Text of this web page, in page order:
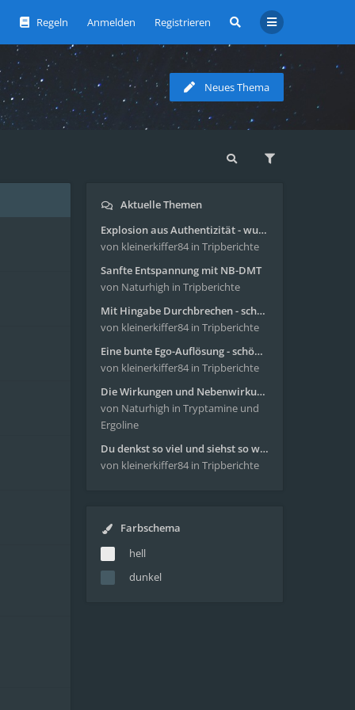
Regeln Anmelden Registrieren
Neues Thema
Aktuelle Themen
Explosion aus Authentizität - wunderbare Reise mit 4g Pilze
von kleinerkiffer84 in Tripberichte
Sanfte Entspannung mit NB-DMT
von Naturhigh in Tripberichte
Mit Hingabe Durchbrechen - schöne Reise mit 4g Pilze
von kleinerkiffer84 in Tripberichte
Eine bunte Ego-Auflösung - schöne Reise mit 4-AcO-DMT
von kleinerkiffer84 in Tripberichte
Die Wirkungen und Nebenwirkungen von LSD
von Naturhigh in Tryptamine und
Ergoline
Du denkst so viel und siehst so wenig - wunderbare Reise mit 4g Pilze
von kleinerkiffer84 in Tripberichte
Farbschema
hell
dunkel